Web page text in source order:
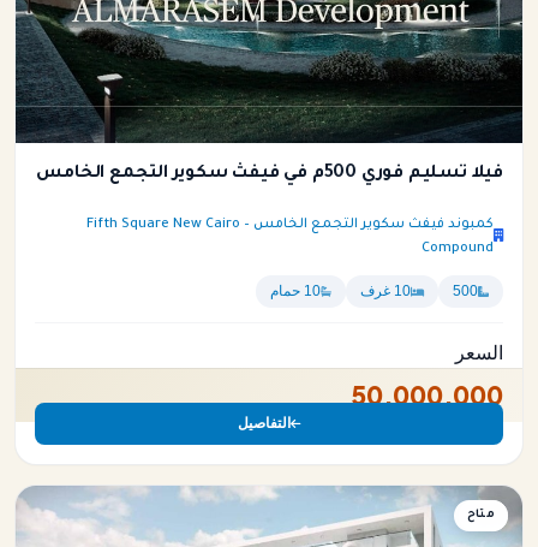
فيلا تسليم فوري 500م في فيفث سكوير التجمع الخامس
كمبوند فيفث سكوير التجمع الخامس – Fifth Square New Cairo
Compound
500 10 غرف 10 حمام
السعر
50,000,000
التفاصيل
فيلا
متاح